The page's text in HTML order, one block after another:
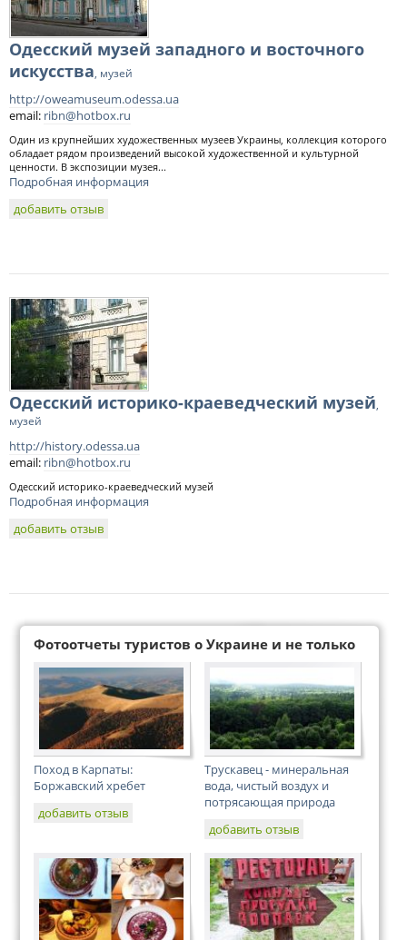
Одесский музей западного и восточного
искусства, музей
http://oweamuseum.odessa.ua
email: ribn@hotbox.ru
Один из крупнейших художественных музеев Украины, коллекция которого
обладает рядом произведений высокой художественной и культурной
ценности. В экспозиции музея...
Подробная информация
добавить отзыв
Одесский историко-краеведческий музей,
музей
http://history.odessa.ua
email: ribn@hotbox.ru
Одесский историко-краеведческий музей
Подробная информация
добавить отзыв
Фотоотчеты туристов о Украине и не только
Поход в Карпаты:
Боржавский хребет
добавить отзыв
Трускавец - минеральная
вода, чистый воздух и
потрясающая природа
добавить отзыв